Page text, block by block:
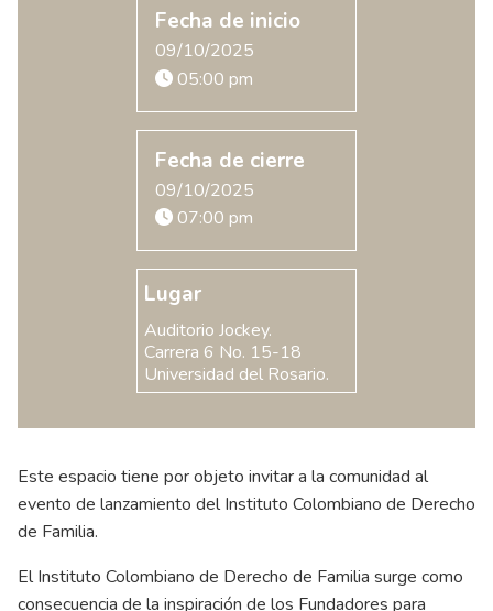
Fecha de inicio
09/10/2025
05:00 pm
Fecha de cierre
09/10/2025
07:00 pm
Lugar
Auditorio Jockey.
Carrera 6 No. 15-18
Universidad del Rosario.
Este espacio tiene por objeto invitar a la comunidad al
evento de lanzamiento del Instituto Colombiano de Derecho
de Familia.
El Instituto Colombiano de Derecho de Familia surge como
consecuencia de la inspiración de los Fundadores para